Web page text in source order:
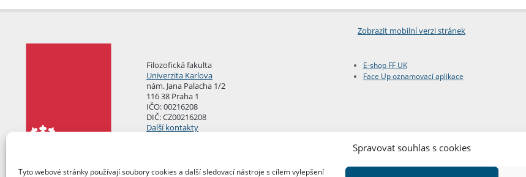
Spravovat souhlas s cookies
Tyto webové stránky používají soubory cookies a další sledovací nástroje s cílem vylepšení
Zobrazit mobilní verzi stránek
Filozofická fakulta
Univerzita Karlova
nám. Jana Palacha 1/2
116 38 Praha 1
IČO: 00216208
DIČ: CZ00216208
Další kontakty
E-shop FF UK
Face Up oznamovací aplikace